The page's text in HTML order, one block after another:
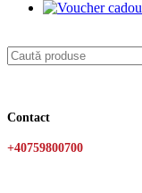
Contact
+40759800700